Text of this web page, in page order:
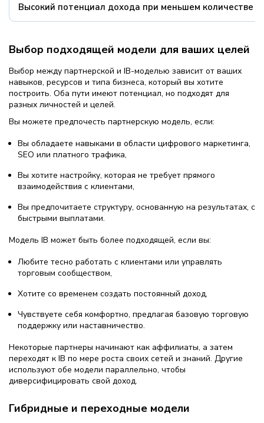
Высокий потенциал дохода при меньшем количестве
Выбор подходящей модели для ваших целей
Выбор между партнерской и IB-моделью зависит от ваших
навыков, ресурсов и типа бизнеса, который вы хотите
построить. Оба пути имеют потенциал, но подходят для
разных личностей и целей.
Вы можете предпочесть партнерскую модель, если:
Вы обладаете навыками в области цифрового маркетинга,
SEO или платного трафика,
Вы хотите настройку, которая не требует прямого
взаимодействия с клиентами,
Вы предпочитаете структуру, основанную на результатах, с
быстрыми выплатами.
Модель IB может быть более подходящей, если вы:
Любите тесно работать с клиентами или управлять
торговым сообществом,
Хотите со временем создать постоянный доход,
Чувствуете себя комфортно, предлагая базовую торговую
поддержку или наставничество.
Некоторые партнеры начинают как аффилиаты, а затем
переходят к IB по мере роста своих сетей и знаний. Другие
используют обе модели параллельно, чтобы
диверсифицировать свой доход.
Гибридные и переходные модели